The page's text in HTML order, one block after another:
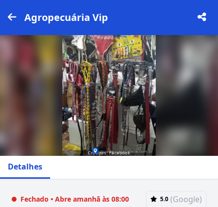
Agropecuária Vip
Detalhes
Fechado • Abre amanhã às 08:00 5.0 (Google)